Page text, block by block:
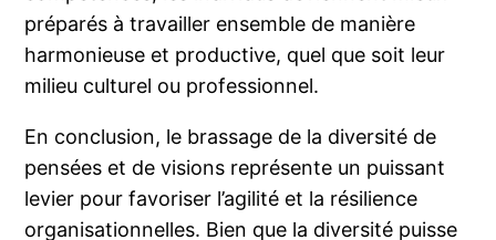
préparés à travailler ensemble de manière
harmonieuse et productive, quel que soit leur
milieu culturel ou professionnel.
En conclusion, le brassage de la diversité de
pensées et de visions représente un puissant
levier pour favoriser l’agilité et la résilience
organisationnelles. Bien que la diversité puisse